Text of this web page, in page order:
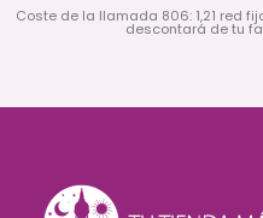
Coste de la llamada 806: 1,21 red
descontará de tu